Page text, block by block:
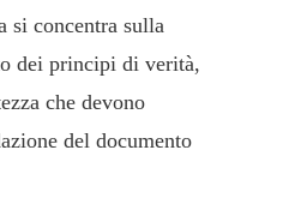
si concentra sulla
dei principi di verità,
che devono
del documento